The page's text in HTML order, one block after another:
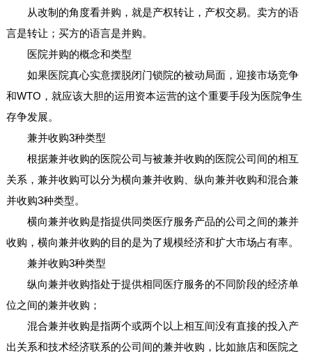
从改制的角度看并购，就是产权转让，产权交易。卖方的语
言是转让；买方的语言是并购。
医院并购的概念和类型
如果医院真心实意摆脱闭门锁院的被动局面，迎接市场竞争
和WTO，就应该大胆的运用资本运营的这个重要手段为医院争生
存争发展。
兼并收购3种类型
根据兼并收购的医院公司与被兼并收购的医院公司间的相互
关系，兼并收购可以分为横向兼并收购、纵向兼并收购和混合兼
并收购3种类型。
横向兼并收购是指提供同类医疗服务产品的公司之间的兼并
收购，横向兼并收购的目的是为了规模经济和扩大市场占有率。
兼并收购3种类型
纵向兼并收购指处于提供相同医疗服务的不同阶段的经济单
位之间的兼并收购；
混合兼并收购是指两个或两个以上相互间没有直接的投入产
出关系和技术经济联系的公司间的兼并收购，比如旅店和医院之